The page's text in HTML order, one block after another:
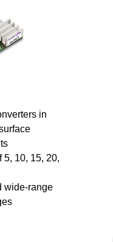
in
5, 10, 15, 20,
wide-range